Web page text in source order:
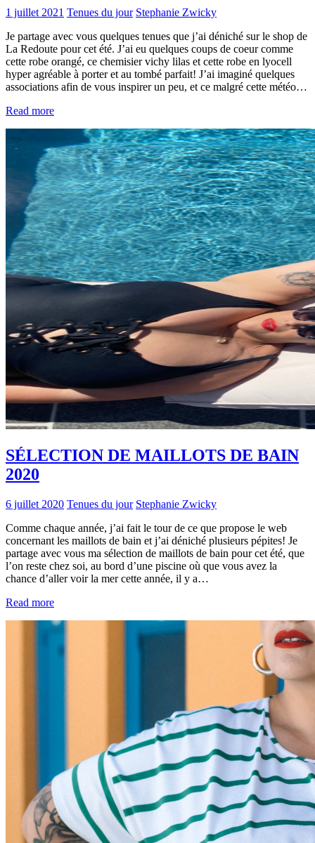
1 juillet 2021 Tenues du jour Stephanie Zwicky
Je partage avec vous quelques tenues que j’ai déniché sur le shop de
La Redoute pour cet été. J’ai eu quelques coups de coeur comme
cette robe orangé, ce chemisier vichy lilas et cette robe en lyocell
hyper agréable à porter et au tombé parfait! J’ai imaginé quelques
associations afin de vous inspirer un peu, et ce malgré cette météo…
Read more
SÉLECTION DE MAILLOTS DE BAIN
2020
6 juillet 2020 Tenues du jour Stephanie Zwicky
Comme chaque année, j’ai fait le tour de ce que propose le web
concernant les maillots de bain et j’ai déniché plusieurs pépites! Je
partage avec vous ma sélection de maillots de bain pour cet été, que
l’on reste chez soi, au bord d’une piscine où que vous avez la
chance d’aller voir la mer cette année, il y a…
Read more